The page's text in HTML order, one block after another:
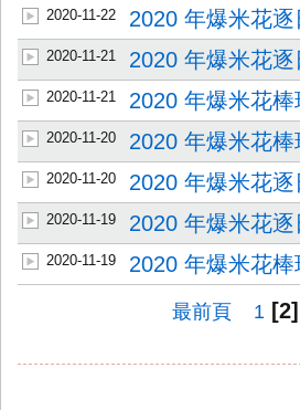
2020-11-22 2020 年爆米花
2020-11-21 2020 年爆米花
2020-11-21 2020 年爆米花
2020-11-20 2020 年爆米花
2020-11-20 2020 年爆米花
2020-11-19 2020 年爆米花
2020-11-19 2020 年爆米花
最前頁 1 [2]